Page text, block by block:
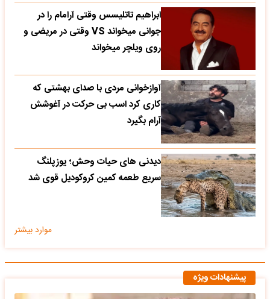
ابراهیم تاتلیسس وقتی آرامام را در
جوانی میخواند VS وقتی در مریضی و
روی ویلچر میخواند
آوازخوانی مردی با صدای بهشتی که
کاری کرد اسب بی حرکت در آغوشش
آرام بگیرد
دیدنی های حیات وحش؛ یوزپلنگ
سریع طعمه کمین کروکودیل قوی شد
موارد بیشتر
پیشنهادات ویژه